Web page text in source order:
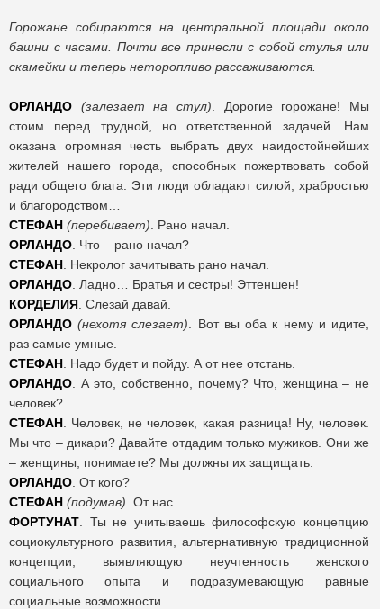
Горожане собираются на центральной площади около
башни с часами. Почти все принесли с собой стулья или
скамейки и теперь неторопливо рассаживаются.
ОРЛАНДО (залезает на стул) . Дорогие горожане! Мы
стоим перед трудной, но ответственной задачей. Нам
оказана огромная честь выбрать двух наидостойнейших
жителей нашего города, способных пожертвовать собой
ради общего блага. Эти люди обладают силой, храбростью
и благородством…
СТЕФАН (перебивает) . Рано начал.
ОРЛАНДО . Что – рано начал?
СТЕФАН . Некролог зачитывать рано начал.
ОРЛАНДО . Ладно… Братья и сестры! Эттеншен!
КОРДЕЛИЯ . Слезай давай.
ОРЛАНДО (нехотя слезает) . Вот вы оба к нему и идите,
раз самые умные.
СТЕФАН . Надо будет и пойду. А от нее отстань.
ОРЛАНДО . А это, собственно, почему? Что, женщина – не
человек?
СТЕФАН . Человек, не человек, какая разница! Ну, человек.
Мы что – дикари? Давайте отдадим только мужиков. Они же
– женщины, понимаете? Мы должны их защищать.
ОРЛАНДО . От кого?
СТЕФАН (подумав) . От нас.
ФОРТУНАТ . Ты не учитываешь философскую концепцию
социокультурного развития, альтернативную традиционной
концепции, выявляющую неучтенность женского
социального опыта и подразумевающую равные
социальные возможности.